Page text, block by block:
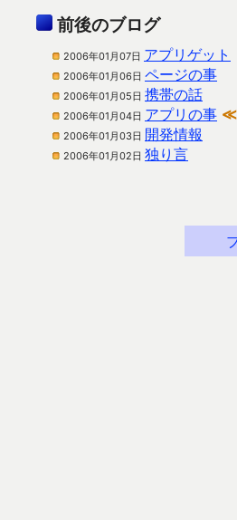
前後のブログ
2006年01月07日 アプリゲット
2006年01月06日 ページの事
2006年01月05日 携帯の話
2006年01月04日 アプリの事 ≪
2006年01月03日 開発情報
2006年01月02日 独り言